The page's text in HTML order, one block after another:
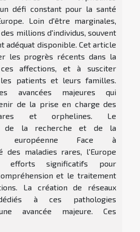
défi constant pour la santé
Loin d'être marginales,
millions d'individus, souvent
adéquat disponible. Cet article
les progrès récents dans la
affections, et à susciter
patients et leurs familles.
avancées majeures qui
de la prise en charge des
et orphelines. Le
de la recherche et de la
européenne Face à
des maladies rares, l'Europe
efforts significatifs pour
et le traitement
La création de réseaux
à ces pathologies
avancée majeure. Ces